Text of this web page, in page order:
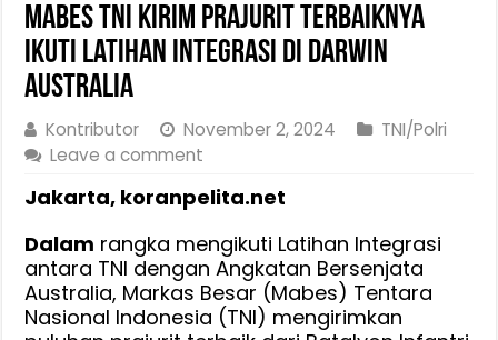
Mabes TNI Kirim Prajurit Terbaiknya
Ikuti Latihan Integrasi Di Darwin
Australia
Kontributor November 2, 2024
TNI/Polri
Leave a comment
Jakarta, koranpelita.net
Dalam rangka mengikuti Latihan Integrasi
antara TNI dengan Angkatan Bersenjata
Australia, Markas Besar (Mabes) Tentara
Nasional Indonesia (TNI) mengirimkan